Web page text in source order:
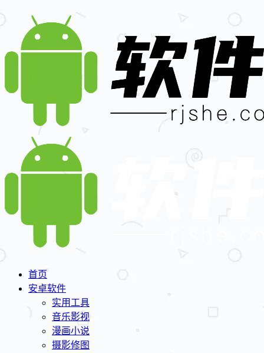
首页
安卓软件
实用工具
音乐影视
漫画小说
摄影修图